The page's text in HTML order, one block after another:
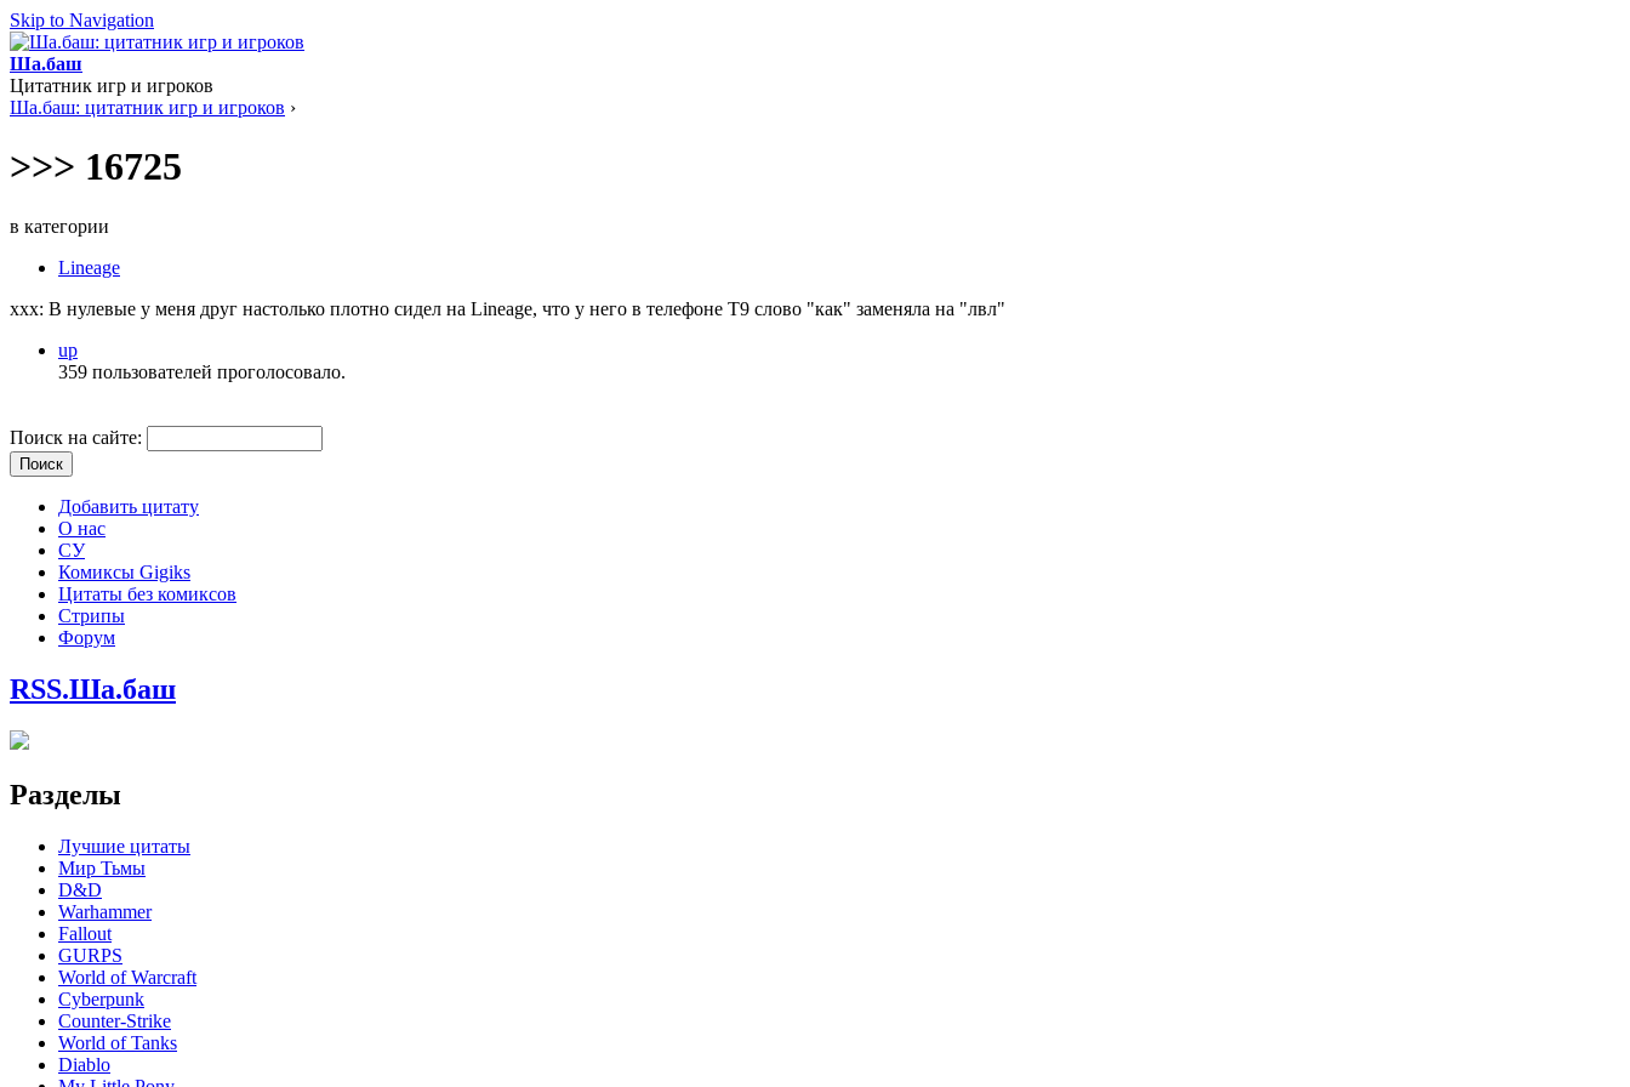
Skip to Navigation
Ша.баш
Цитатник игр и игроков
Ша.баш: цитатник игр и игроков ›
>>> 16725
в категории
Lineage
ххх: В нулевые у меня друг настолько плотно сидел на Lineage, что у него в телефоне Т9 слово "как" заменяла на "лвл"
up
359 пользователей проголосовало.
Поиск на сайте:
Добавить цитату
О нас
СУ
Комиксы Gigiks
Цитаты без комиксов
Стрипы
Форум
RSS.Ша.баш
Разделы
Лучшие цитаты
Мир Тьмы
D&D
Warhammer
Fallout
GURPS
World of Warcraft
Сyberpunk
Counter-Strike
World of Tanks
Diablo